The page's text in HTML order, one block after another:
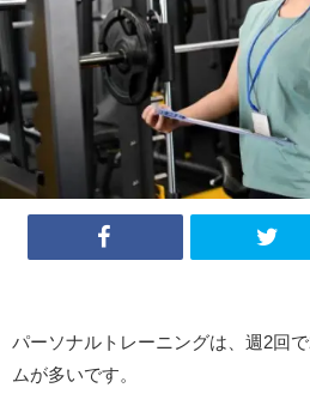
パーソナルトレーニングは、週2回
ムが多いです。